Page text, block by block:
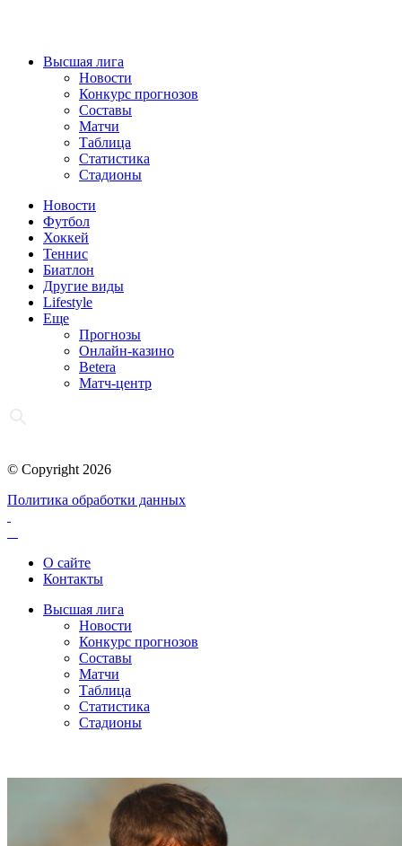
Высшая лига
Новости
Конкурс прогнозов
Составы
Матчи
Таблица
Статистика
Стадионы
Новости
Футбол
Хоккей
Теннис
Биатлон
Другие виды
Lifestyle
Еще
Прогнозы
Онлайн-казино
Betera
Матч-центр
© Copyright 2026
Политика обработки данных
О сайте
Контакты
Высшая лига
Новости
Конкурс прогнозов
Составы
Матчи
Таблица
Статистика
Стадионы